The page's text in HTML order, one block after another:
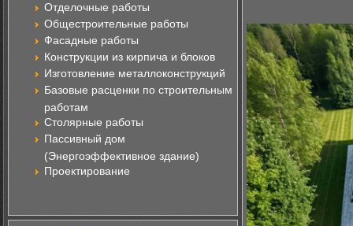
Отделочные работы
Общестроительные работы
Фасадные работы
Конструкции из кирпича и блоков
Изготовление металлоконструкций
Базовые расценки по строительным
работам
Столярные работы
Пассивный дом
(Энергоэффективное здание)
Проектирование